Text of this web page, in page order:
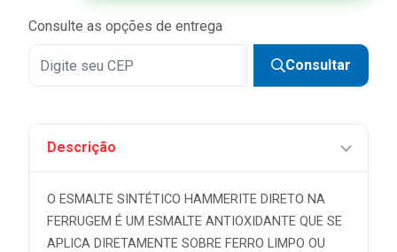
Consulte as opções de entrega
Consultar
Descrição
O ESMALTE SINTÉTICO HAMMERITE DIRETO NA
FERRUGEM É UM ESMALTE ANTIOXIDANTE QUE SE
APLICA DIRETAMENTE SOBRE FERRO LIMPO OU